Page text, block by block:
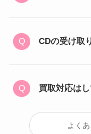
CDの受け取
買取対応は
よく